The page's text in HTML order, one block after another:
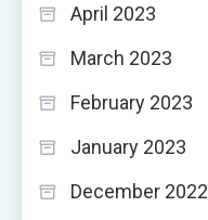
April 2023
March 2023
February 2023
January 2023
December 2022